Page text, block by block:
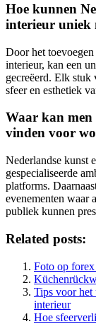
Hoe kunnen
interieur uniek
Door het toevoegen
interieur, kan een
gecreëerd. Elk stuk
sfeer en esthetiek
Waar kan men
vinden voor
Nederlandse kunst
gespecialiseerde
platforms.
evenementen waar
publiek kunnen
Related posts:
Foto op
Tips voor het
interieur
Hoe